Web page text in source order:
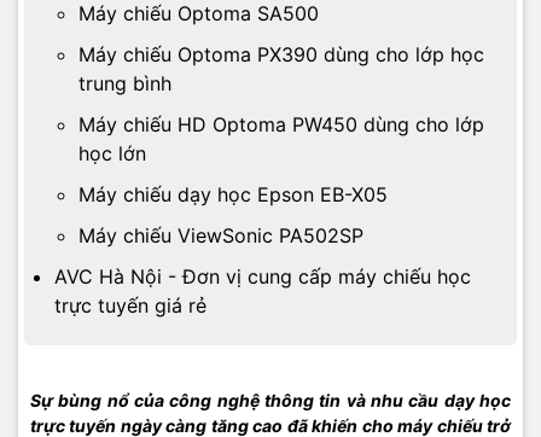
Máy chiếu Optoma SA500
Máy chiếu Optoma PX390 dùng cho lớp học
trung bình
Máy chiếu HD Optoma PW450 dùng cho lớp
học lớn
Máy chiếu dạy học Epson EB-X05
Máy chiếu ViewSonic PA502SP
AVC Hà Nội - Đơn vị cung cấp máy chiếu học
trực tuyến giá rẻ
Sự bùng nổ của công nghệ thông tin và nhu cầu dạy học
trực tuyến ngày càng tăng cao đã khiến cho máy chiếu trở